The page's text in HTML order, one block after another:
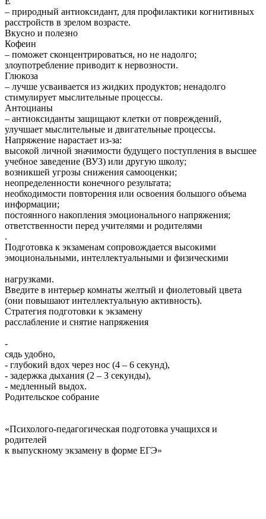
– природный антиоксидант, для профилактики когнитивных
расстройств в зрелом возрасте.
Вкусно и полезно
Кофеин
– поможет сконцентрироваться, но не надолго;
злоупотребление приводит к нервозности.
Глюкоза
– лучше усваивается из жидких продуктов; ненадолго
стимулирует мыслительные процессы.
Антоцианы
– антиоксиданты защищают клетки от повреждений,
улучшает мыслительные и двигательные процессы.
Напряжение нарастает из-за:
высокой личной значимости будущего поступления в высшее
учебное заведение (ВУЗ) или другую школу;
возникшей угрозы снижения самооценки;
неопределенности конечного результата;
необходимости повторения или освоения большого объема
информации;
постоянного накопления эмоционального напряжения;
ответственности перед учителями и родителями
.
Подготовка к экзаменам сопровождается высокими
эмоциональными, интеллектуальными и физическими
нагрузками.
Введите в интерьер комнаты желтый и фиолетовый цвета
(они повышают интеллектуальную активность).
Стратегия подготовки к экзамену
расслабление и снятие напряжения
-
сядь удобно,
- глубокий вдох через нос (4 – 6 секунд),
- задержка дыхания (2 – 3 секунды),
- медленный выдох.
Родительское собрание
«Психолого-педагогическая подготовка учащихся и
родителей
к выпускному экзамену в форме ЕГЭ»